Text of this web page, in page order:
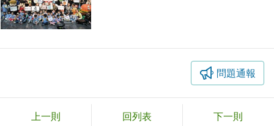
問題通報
上一則 回列表 下一則